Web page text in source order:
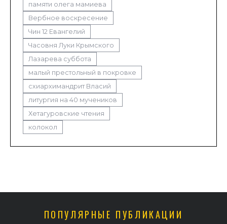
памяти олега мамиева
Вербное воскресение
Чин 12 Евангелий
Часовня Луки Крымского
Лазарева суббота
малый престольный в покровке
схиархимандрит Власий
литургия на 40 мучеников
Хетагуровские чтения
колокол
ПОПУЛЯРНЫЕ ПУБЛИКАЦИИ